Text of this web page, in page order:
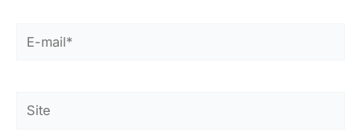
E-
Site